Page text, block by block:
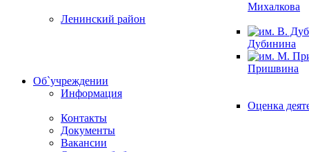
Михалкова
Ленинский район
Дубинина
Пришвина
Об`учреждении
Информация
Оценка
Контакты
Документы
Вакансии